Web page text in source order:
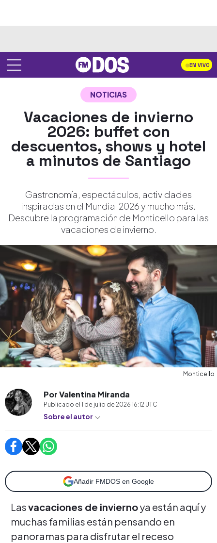
EN VIVO
NOTICIAS
Vacaciones de invierno
2026: buffet con
descuentos, shows y hotel
a minutos de Santiago
Gastronomía, espectáculos, actividades
inspiradas en el Mundial 2026 y mucho más.
Descubre la programación de Monticello para las
vacaciones de invierno.
Monticello
Por Valentina Miranda
Publicado el 1 de julio de 2026 16:12 UTC
Sobre el autor
Añadir FMDOS en Google
Lasvacaciones de inviernoya están aquí y
muchas familias están pensando en
panoramas para disfrutar el receso